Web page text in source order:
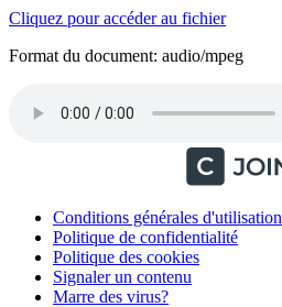
Cliquez pour accéder au fichier
Format du document: audio/mpeg
Conditions générales d'utilisation
Politique de confidentialité
Politique des cookies
Signaler un contenu
Marre des virus?